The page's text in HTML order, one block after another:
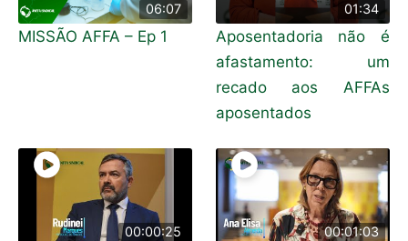
06:07
MISSÃO AFFA – Ep 1
01:34
Aposentadoria não é
afastamento: um
recado aos AFFAs
aposentados
00:00:25 00:01:03